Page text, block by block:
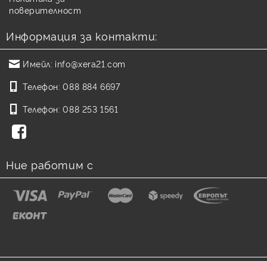
поверителност
Информация за контакти:
Имейл: info@xera21.com
Телефон: 088 884 6697
Телефон: 088 253 1561
Ние работим с